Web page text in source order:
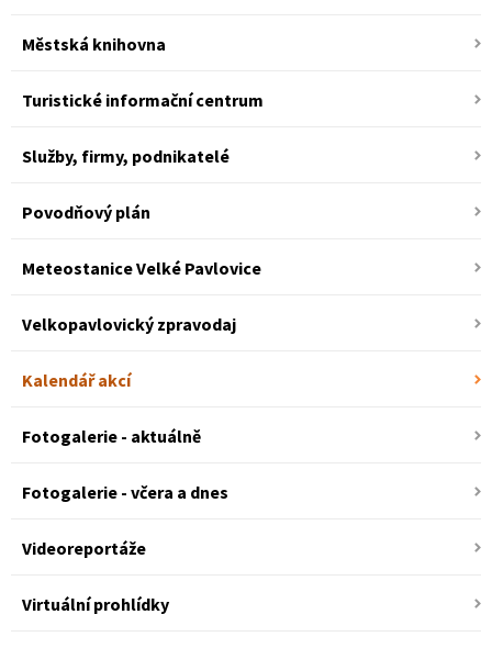
Městská knihovna
Turistické informační centrum
Služby, firmy, podnikatelé
Povodňový plán
Meteostanice Velké Pavlovice
Velkopavlovický zpravodaj
Kalendář akcí
Fotogalerie - aktuálně
Fotogalerie - včera a dnes
Videoreportáže
Virtuální prohlídky